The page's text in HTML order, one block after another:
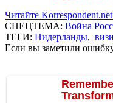
Читайте
СПЕЦТЕМА: Война
ТЕГИ: Нидерланды,
Если вы заметили